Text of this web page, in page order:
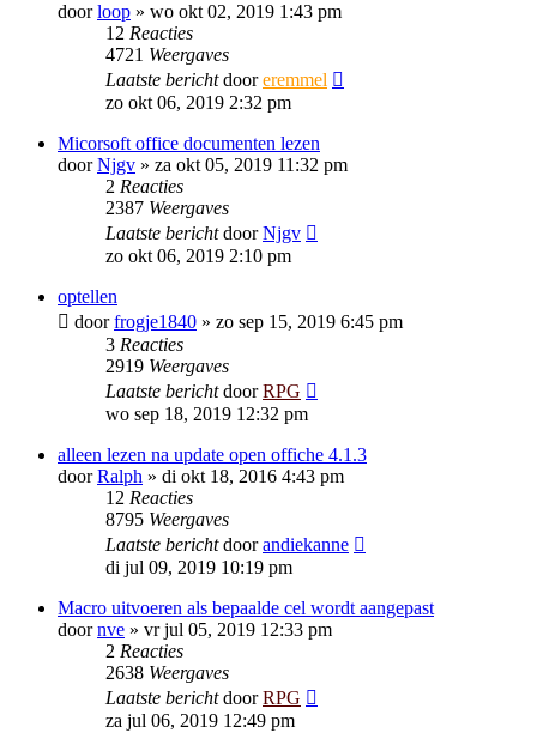
doorloop » wo okt 02, 2019 1:43 pm
12 Reacties
4721 Weergaves
Laatste berichtdooreremmel
zo okt 06, 2019 2:32 pm
Micorsoft office documenten lezen
doorNjgv » za okt 05, 2019 11:32 pm
2 Reacties
2387 Weergaves
Laatste berichtdoorNjgv
zo okt 06, 2019 2:10 pm
optellen
doorfrogje1840 » zo sep 15, 2019 6:45 pm
3 Reacties
2919 Weergaves
Laatste berichtdoorRPG
wo sep 18, 2019 12:32 pm
alleen lezen na update open offiche 4.1.3
doorRalph » di okt 18, 2016 4:43 pm
12 Reacties
8795 Weergaves
Laatste berichtdoorandiekanne
di jul 09, 2019 10:19 pm
Macro uitvoeren als bepaalde cel wordt aangepast
doornve » vr jul 05, 2019 12:33 pm
2 Reacties
2638 Weergaves
Laatste berichtdoorRPG
za jul 06, 2019 12:49 pm